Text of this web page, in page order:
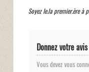
Soyez le.la premier.ère
Donnez votre
Vous devez vous